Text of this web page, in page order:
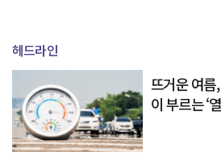
헤드라인
뜨거운 여름
이 부르는 ‘